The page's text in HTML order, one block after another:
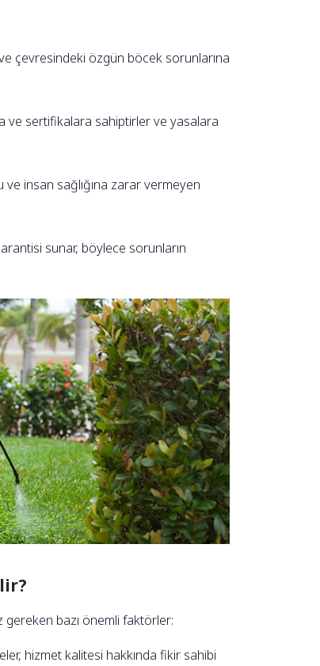
çevresindeki özgün böcek sorunlarına
ve sertifikalara sahiptirler ve yasalara
insan sağlığına zarar vermeyen
sunar, böylece sorunların
bazı önemli faktörler:
hizmet kalitesi hakkında fikir sahibi